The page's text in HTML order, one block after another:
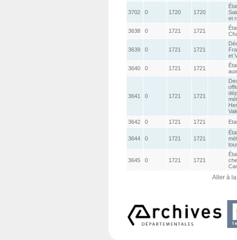
3702 0 1720 1720
et
3638 0 1721 1721
3639 0 1721 1721
et
3640 0 1721 1721
3641 0 1721 1721
3642
0 1721 1721
3644 0 1721 1721
3645 0 1721 1721
Aller à